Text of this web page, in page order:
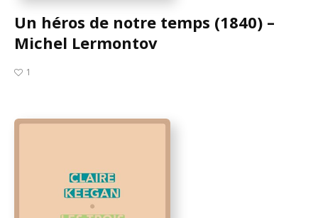
Un héros de notre temps (1840) –
Michel Lermontov
1